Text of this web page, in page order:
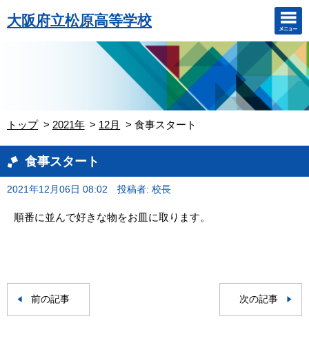
大阪府立松原高等学校
トップ 2021年 12月 食事スタート
食事スタート
2021年12月06日 08:02 投稿者: 校長
順番に並んで好きな物をお皿に取ります。
前の記事 次の記事